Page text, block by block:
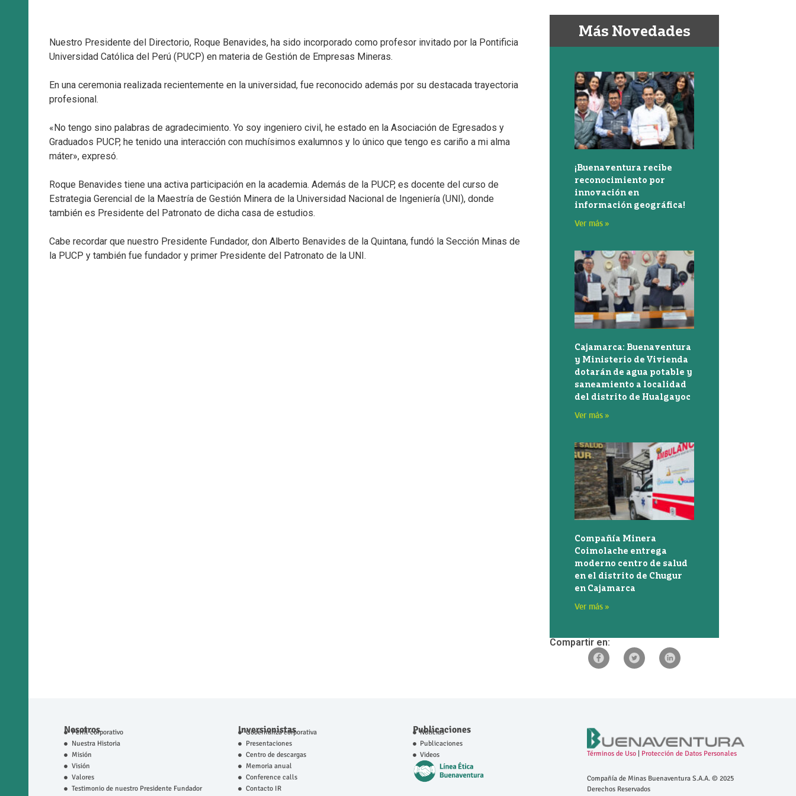
Nuestro Presidente del Directorio, Roque Benavides, ha sido incorporado como profesor invitado por la Pontificia
Universidad Católica del Perú (PUCP) en materia de Gestión de Empresas Mineras.
En una ceremonia realizada recientemente en la universidad, fue reconocido además por su destacada trayectoria
profesional.
«No tengo sino palabras de agradecimiento. Yo soy ingeniero civil, he estado en la Asociación de Egresados y
Graduados PUCP, he tenido una interacción con muchísimos exalumnos y lo único que tengo es cariño a mi alma
máter», expresó.
Roque Benavides tiene una activa participación en la academia. Además de la PUCP, es docente del curso de
Estrategia Gerencial de la Maestría de Gestión Minera de la Universidad Nacional de Ingeniería (UNI), donde
también es Presidente del Patronato de dicha casa de estudios.
Cabe recordar que nuestro Presidente Fundador, don Alberto Benavides de la Quintana, fundó la Sección Minas de
la PUCP y también fue fundador y primer Presidente del Patronato de la UNI.
Más Novedades
¡Buenaventura recibe
reconocimiento por
innovación en
información geográfica!
Ver más »
Cajamarca: Buenaventura
y Ministerio de Vivienda
dotarán de agua potable y
saneamiento a localidad
del distrito de Hualgayoc
Ver más »
Compañía Minera
Coimolache entrega
moderno centro de salud
en el distrito de Chugur
en Cajamarca
Ver más »
Compartir en:
Nosotros
Perfil corporativo
Nuestra Historia
Misión
Visión
Valores
Testimonio de nuestro Presidente Fundador
Inversionistas
Gobernanza corporativa
Presentaciones
Centro de descargas
Memoria anual
Conference calls
Contacto IR
Publicaciones
Noticias
Publicaciones
Videos
Términos de Uso| Protección de Datos Personales
Compañía de Minas Buenaventura S.A.A. © 2025
Derechos Reservados